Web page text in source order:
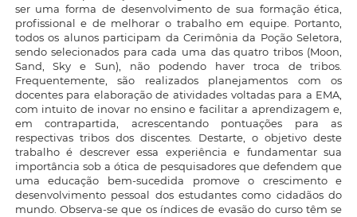
ser uma forma de desenvolvimento de sua formação ética,
profissional e de melhorar o trabalho em equipe. Portanto,
todos os alunos participam da Cerimônia da Poção Seletora,
sendo selecionados para cada uma das quatro tribos (Moon,
Sand, Sky e Sun), não podendo haver troca de tribos.
Frequentemente, são realizados planejamentos com os
docentes para elaboração de atividades voltadas para a EMA,
com intuito de inovar no ensino e facilitar a aprendizagem e,
em contrapartida, acrescentando pontuações para as
respectivas tribos dos discentes. Destarte, o objetivo deste
trabalho é descrever essa experiência e fundamentar sua
importância sob a ótica de pesquisadores que defendem que
uma educação bem-sucedida promove o crescimento e
desenvolvimento pessoal dos estudantes como cidadãos do
mundo. Observa-se que os índices de evasão do curso têm se